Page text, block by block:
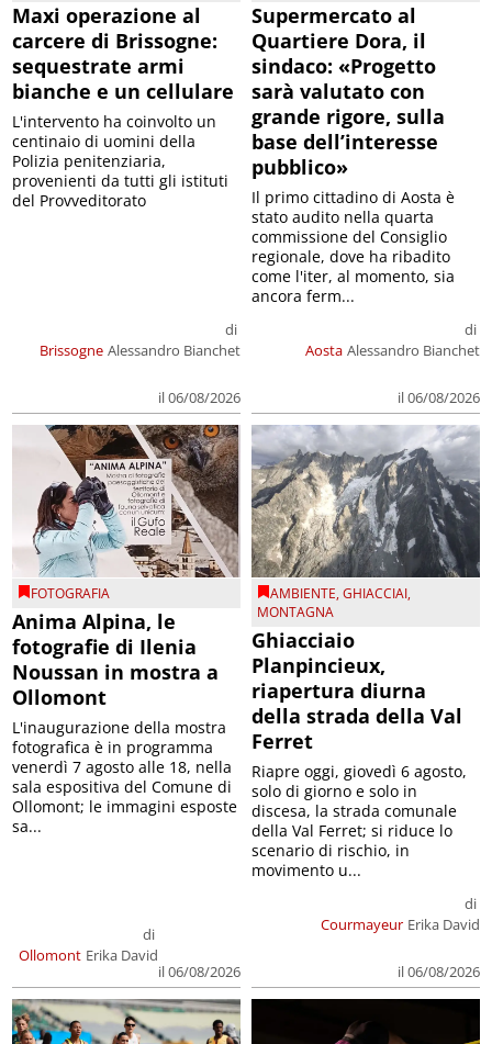
Maxi operazione al
carcere di Brissogne:
sequestrate armi
bianche e un cellulare
Brissogne
di
Alessandro Bianchet
il 06/08/2026
L'intervento ha coinvolto un
centinaio di uomini della
Polizia penitenziaria,
provenienti da tutti gli istituti
del Provveditorato
Supermercato al
Quartiere Dora, il
sindaco: «Progetto
sarà valutato con
grande rigore, sulla
base dell’interesse
pubblico»
Aosta
di
Alessandro Bianchet
il 06/08/2026
Il primo cittadino di Aosta è
stato audito nella quarta
commissione del Consiglio
regionale, dove ha ribadito
come l'iter, al momento, sia
ancora ferm...
FOTOGRAFIA
Anima Alpina, le
fotografie di Ilenia
Noussan in mostra a
Ollomont
Ollomont
di
Erika David
il 06/08/2026
L'inaugurazione della mostra
fotografica è in programma
venerdì 7 agosto alle 18, nella
sala espositiva del Comune di
Ollomont; le immagini esposte
sa...
AMBIENTE,GHIACCIAI,
MONTAGNA
Ghiacciaio
Planpincieux,
riapertura diurna
della strada della Val
Ferret
Courmayeur
di
Erika David
il 06/08/2026
Riapre oggi, giovedì 6 agosto,
solo di giorno e solo in
discesa, la strada comunale
della Val Ferret; si riduce lo
scenario di rischio, in
movimento u...